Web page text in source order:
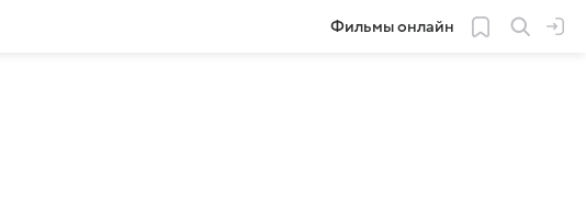
Фильмы онлайн